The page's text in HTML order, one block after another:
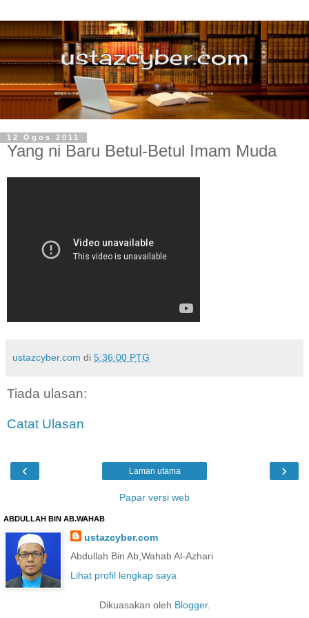
12 Ogos 2011
Yang ni Baru Betul-Betul Imam Muda
ustazcyber.com di 5:36:00 PTG
Tiada ulasan:
Catat Ulasan
‹ ›
Laman utama
Papar versi web
ABDULLAH BIN AB.WAHAB
ustazcyber.com
Abdullah Bin Ab,Wahab Al-Azhari
Lihat profil lengkap saya
Dikuasakan oleh Blogger.